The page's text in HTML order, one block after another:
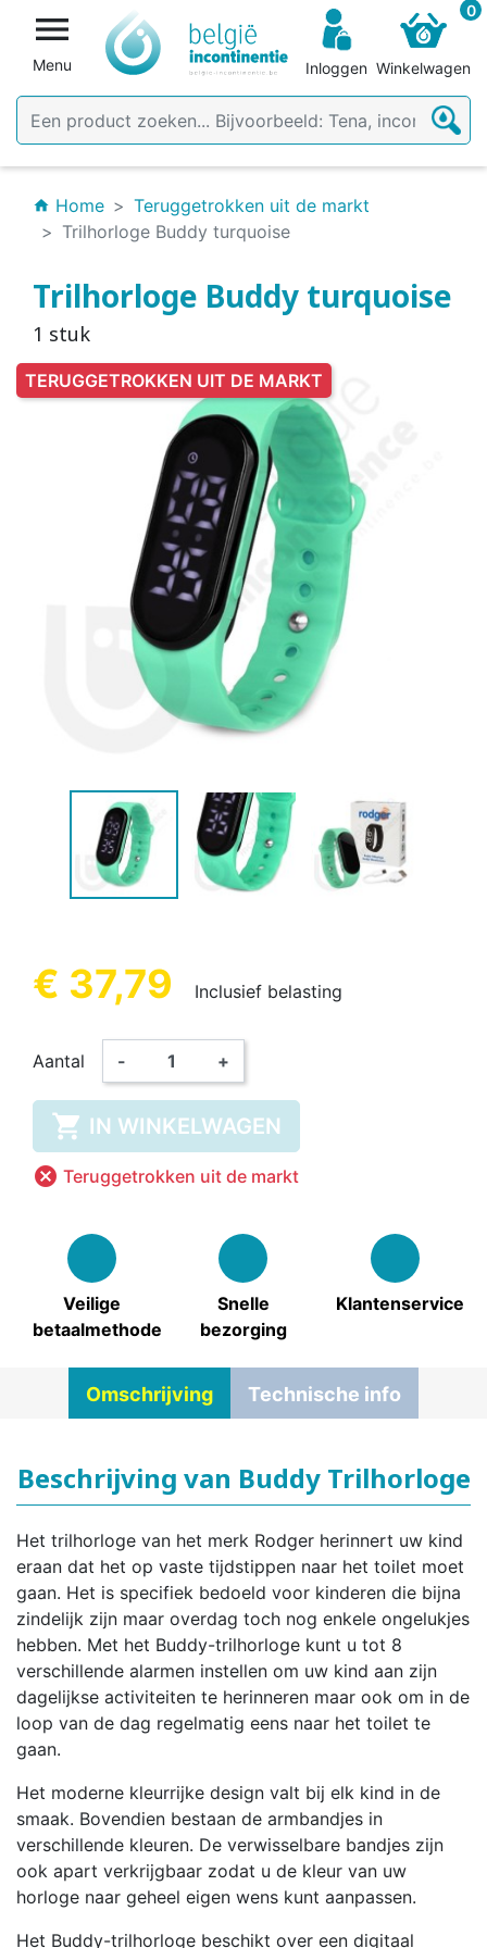

Menu Inloggen
0
Winkelwagen
home Home
Teruggetrokken uit de markt
Trilhorloge Buddy turquoise
Trilhorloge Buddy turquoise
1 stuk
TERUGGETROKKEN UIT DE MARKT
€ 37,79 Inclusief belasting
Aantal - +
 IN WINKELWAGEN
 Teruggetrokken uit de markt
Veilige
betaalmethode
Snelle
bezorging
Klantenservice
Omschrijving Technische info
Beschrijving van Buddy Trilhorloge
Het trilhorloge van het merk Rodger herinnert uw kind
eraan dat het op vaste tijdstippen naar het toilet moet
gaan. Het is specifiek bedoeld voor kinderen die bijna
zindelijk zijn maar overdag toch nog enkele ongelukjes
hebben. Met het Buddy-trilhorloge kunt u tot 8
verschillende alarmen instellen om uw kind aan zijn
dagelijkse activiteiten te herinneren maar ook om in de
loop van de dag regelmatig eens naar het toilet te
gaan.
Het moderne kleurrijke design valt bij elk kind in de
smaak. Bovendien bestaan de armbandjes in
verschillende kleuren. De verwisselbare bandjes zijn
ook apart verkrijgbaar zodat u de kleur van uw
horloge naar geheel eigen wens kunt aanpassen.
Het Buddy-trilhorloge beschikt over een digitaal